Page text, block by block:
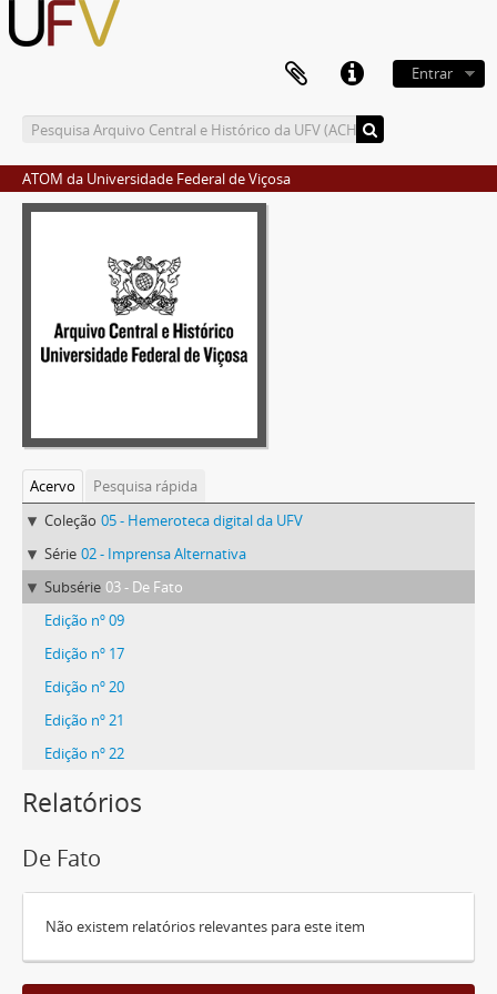
Entrar
ATOM da Universidade Federal de Viçosa
Acervo
Pesquisa rápida
Coleção 05 - Hemeroteca digital da UFV
Série 02 - Imprensa Alternativa
Subsérie 03 - De Fato
Edição nº 09
Edição nº 17
Edição nº 20
Edição nº 21
Edição nº 22
Relatórios
De Fato
Não existem relatórios relevantes para este item